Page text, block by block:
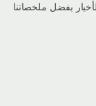
بفضل ملخصاتنا